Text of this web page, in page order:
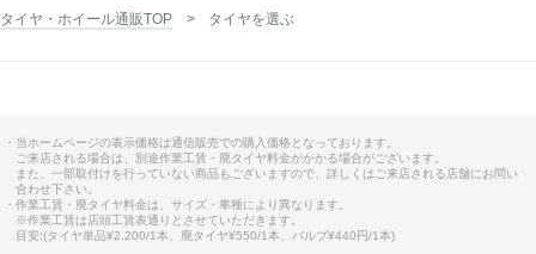
タイヤ・ホイール通販TOP タイヤを選ぶ
・当ホームページの表示価格は通信販売での購入価格となっております。
ご来店される場合は、別途作業工賃・廃タイヤ料金がかかる場合がございます。
また、一部取付けを行っていない商品もございますので、詳しくはご来店される店舗にお問い
合わせ下さい。
・作業工賃・廃タイヤ料金は、サイズ・車種により異なります。
※作業工賃は店頭工賃表通りとさせていただきます。
目安:(タイヤ単品¥2,200/1本、廃タイヤ¥550/1本、バルブ¥440円/1本)